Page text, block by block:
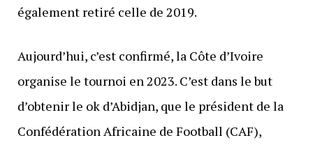
également retiré celle de 2019.
Aujourd’hui, c’est confirmé, la Côte d’Ivoire
organise le tournoi en 2023. C’est dans le but
d’obtenir le ok d’Abidjan, que le président de la
Confédération Africaine de Football (CAF),